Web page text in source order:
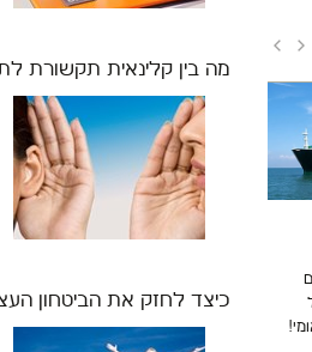
מה בין קלינאית תקשורת
כיצד לחזק את הביטחון